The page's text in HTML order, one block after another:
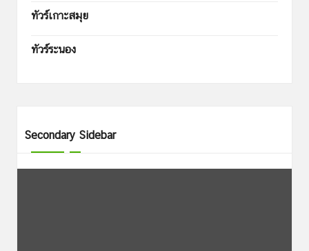
ทัวร์เกาะสมุย
ทัวร์ระนอง
Secondary Sidebar